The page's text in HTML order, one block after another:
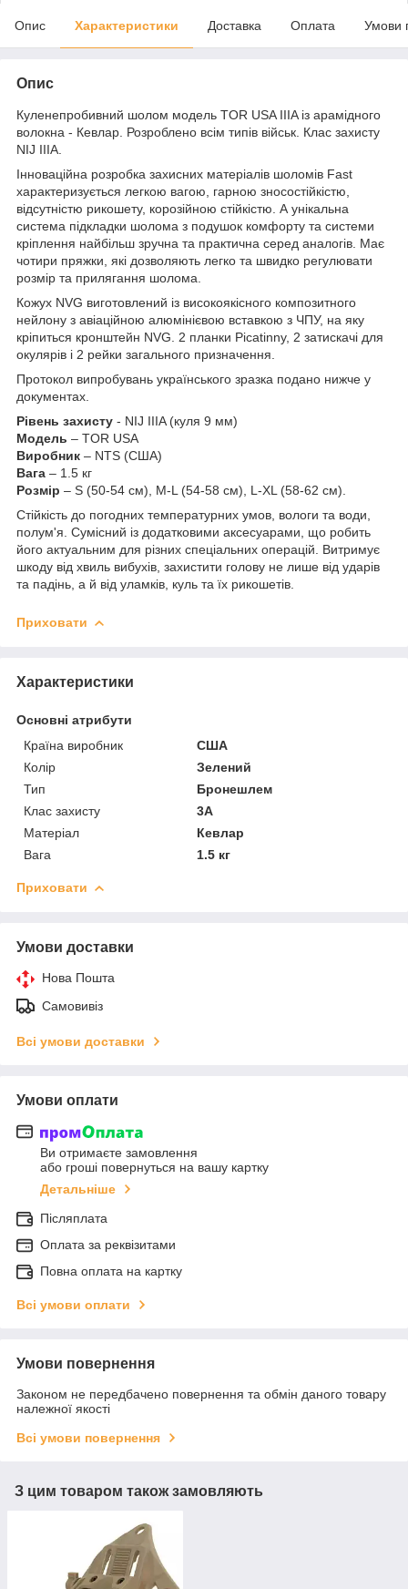
Опис Характеристики Доставка Оплата Умови
Опис
Куленепробивний шолом модель TOR USA IIIA із арамідного
волокна - Кевлар. Розроблено всім типів військ. Клас захисту
NIJ IIIA.
Інноваційна розробка захисних матеріалів шоломів Fast
характеризується легкою вагою, гарною зносостійкістю,
відсутністю рикошету, корозійною стійкістю. А унікальна
система підкладки шолома з подушок комфорту та системи
кріплення найбільш зручна та практична серед аналогів. Має
чотири пряжки, які дозволяють легко та швидко регулювати
розмір та прилягання шолома.
Кожух NVG виготовлений із високоякісного композитного
нейлону з авіаційною алюмінієвою вставкою з ЧПУ, на яку
кріпиться кронштейн NVG. 2 планки Picatinny, 2 затискачі для
окулярів і 2 рейки загального призначення.
Протокол випробувань українського зразка подано нижче у
документах.
Рівень захисту - NIJ IIIA (куля 9 мм)
Модель – TOR USA
Виробник – NTS (США)
Вага – 1.5 кг
Розмір – S (50-54 см), M-L (54-58 см), L-XL (58-62 см).
Стійкість до погодних температурних умов, вологи та води,
полум'я. Сумісний із додатковими аксесуарами, що робить
його актуальним для різних спеціальних операцій. Витримує
шкоду від хвиль вибухів, захистити голову не лише від ударів
та падінь, а й від уламків, куль та їх рикошетів.
Приховати
Характеристики
Основні атрибути
Країна виробник
США
Колір
Зелений
Тип
Бронешлем
Клас захисту
3А
Матеріал
Кевлар
Вага
1.5 кг
Приховати
Умови доставки
Нова Пошта
Самовивіз
Всі умови доставки
Умови оплати
Ви отримаєте замовлення
або гроші повернуться на вашу картку
Детальніше
Післяплата
Оплата за реквізитами
Повна оплата на картку
Всі умови оплати
Умови повернення
Законом не передбачено повернення та обмін даного товару
належної якості
Всі умови повернення
З цим товаром також замовляють